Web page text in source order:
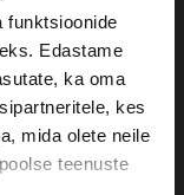
funktsioonide
Edastame
ka oma
kes
mida olete neile
teenuste